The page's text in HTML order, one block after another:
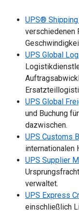
UPS®
verschiedenen
UPS Global
UPS Global
und Buchung
dazwischen.
UPS Customs
internationalen
UPS Supplier
verwaltet.
UPS Express
einschließlich